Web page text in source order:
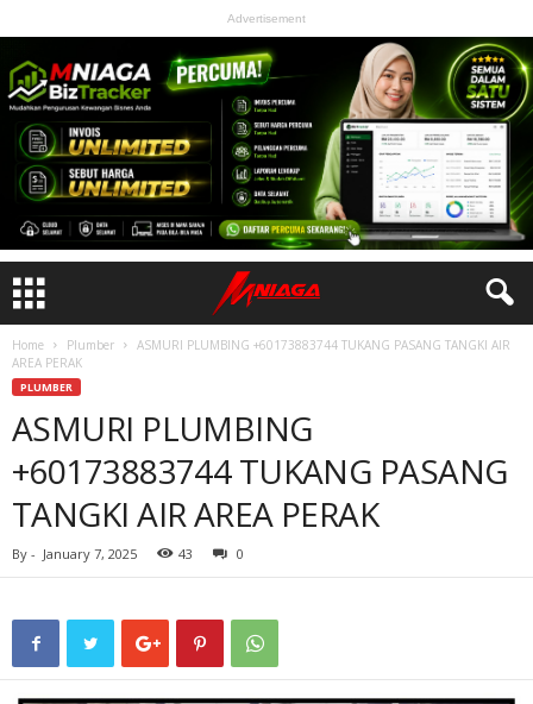
Advertisement
Home Plumber
ASMURI PLUMBING +60173883744 TUKANG PASANG TANGKI AIR
AREA PERAK
PLUMBER
ASMURI PLUMBING
+60173883744 TUKANG PASANG
TANGKI AIR AREA PERAK
By - January 7, 2025 43 0